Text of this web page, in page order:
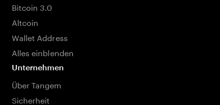
Bitcoin 3.0
Altcoin
Wallet Address
Alles einblenden
Unternehmen
Über Tangem
Sicherheit